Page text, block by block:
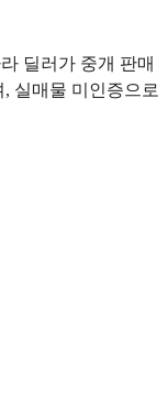
딜러가 중개 판매
실매물 미인증으로